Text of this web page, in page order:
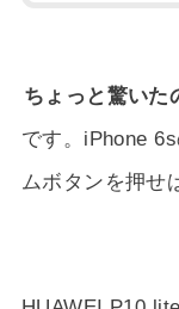
ちょっと驚いた
です。iPhone
ムボタンを押せ